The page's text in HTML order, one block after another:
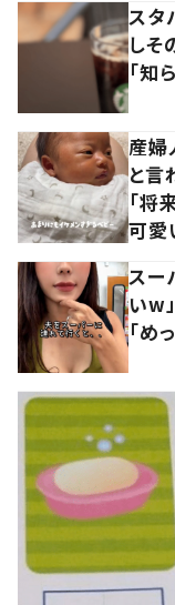
スタ
しそ
「知
産婦
と言
「将
可愛
スー
いw
「め